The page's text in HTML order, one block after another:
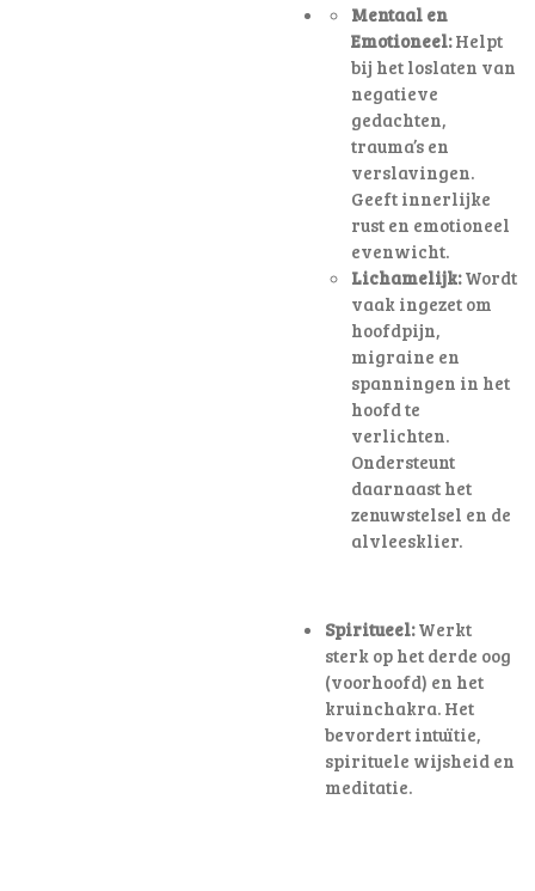
Mentaal en
Emotioneel:Helpt
bij het loslaten van
negatieve
gedachten,
trauma’s en
verslavingen.
Geeft innerlijke
rust en emotioneel
evenwicht.
Lichamelijk:Wordt
vaak ingezet om
hoofdpijn,
migraine en
spanningen in het
hoofd te
verlichten.
Ondersteunt
daarnaast het
zenuwstelsel en de
alvleesklier.
Spiritueel:Werkt
sterk op het derde oog
(voorhoofd) en het
kruinchakra. Het
bevordert intuïtie,
spirituele wijsheid en
meditatie.